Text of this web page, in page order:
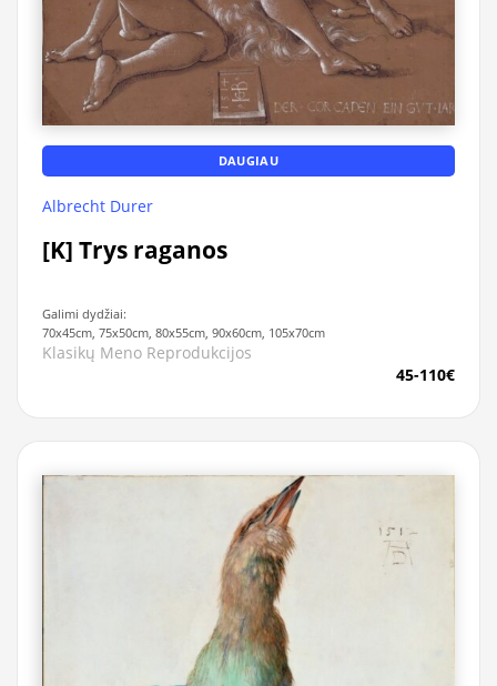
DAUGIAU
Albrecht Durer
[K] Trys raganos
Galimi dydžiai:
70x45cm, 75x50cm, 80x55cm, 90x60cm, 105x70cm
Klasikų Meno Reprodukcijos
45-110€